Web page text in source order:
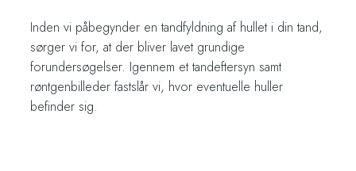
Inden vi påbegynder en tandfyldning af hullet i din tand,
sørger vi for, at der bliver lavet grundige
forundersøgelser. Igennem et tandeftersyn samt
røntgenbilleder fastslår vi, hvor eventuelle huller
befinder sig.